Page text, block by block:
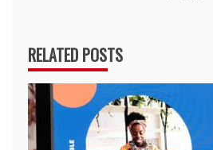
RELATED POSTS